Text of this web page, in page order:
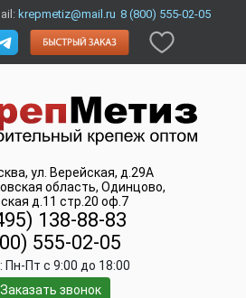
krepmetiz@mail.ru 8 (800) 555-02-05
, ул. Верейская, д.29А
область, Одинцово,
д.11 стр.20 оф.7
138-88-83
555-02-05
Пн-Пт c 9:00 до 18:00
Заказать звонок